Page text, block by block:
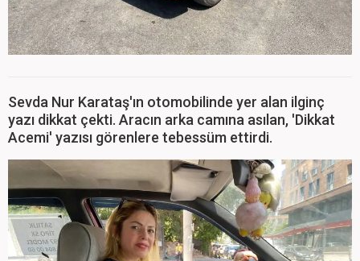
Sevda Nur Karataş'ın otomobilinde yer alan ilginç
yazı dikkat çekti. Aracın arka camına asılan, 'Dikkat
Acemi' yazısı görenlere tebessüm ettirdi.